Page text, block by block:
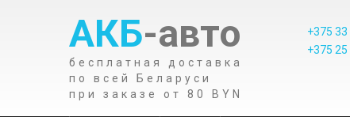
АКБ-авто
бесплатная доставка
по всей Беларуси
при заказе от 80 BYN
+375 33
+375 25